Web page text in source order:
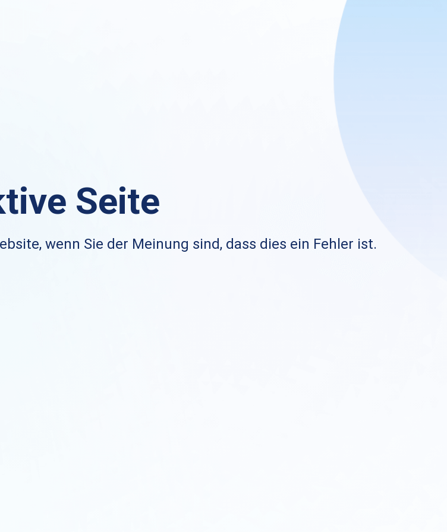
Seite
wenn Sie der Meinung sind, dass dies ein Fehler ist.